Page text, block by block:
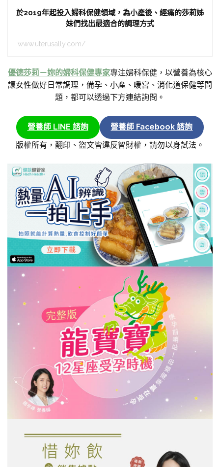
於2019年起投入婦科保健領域，為小產後、經痛的莎莉姊
妹們找出最適合的調理方式
www.uterusally.com/
優德莎莉－妳的婦科保健專家專注婦科保健，以營養為核心
讓女性做好日常調理，備孕、小產、暖宮、消化道保健等問
題，都可以透過下方連結詢問。
營養師 LINE 諮詢
營養師 Facebook 諮詢
版權所有，翻印、盜文皆違反智財權，請勿以身試法。